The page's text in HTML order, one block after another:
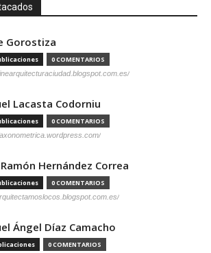
Gorostiza
0 COMENTARIOS
Lacasta Codorniu
0 COMENTARIOS
Ramón Hernández Correa
0 COMENTARIOS
Ángel Díaz Camacho
0 COMENTARIOS